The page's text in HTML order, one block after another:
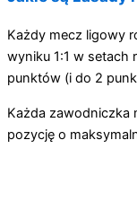
Każdy mecz ligowy
wyniku 1:1 w setach
punktów (i do 2
Każda zawodniczka
pozycję o